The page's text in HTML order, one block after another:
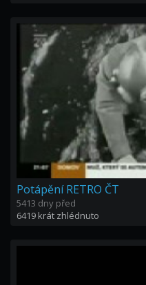
Potápění RETRO ČT
5413 dny před
6419 krát zhlédnuto